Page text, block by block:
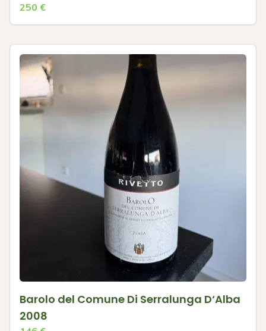
250 €
Barolo del Comune Di Serralunga D‘Alba
2008